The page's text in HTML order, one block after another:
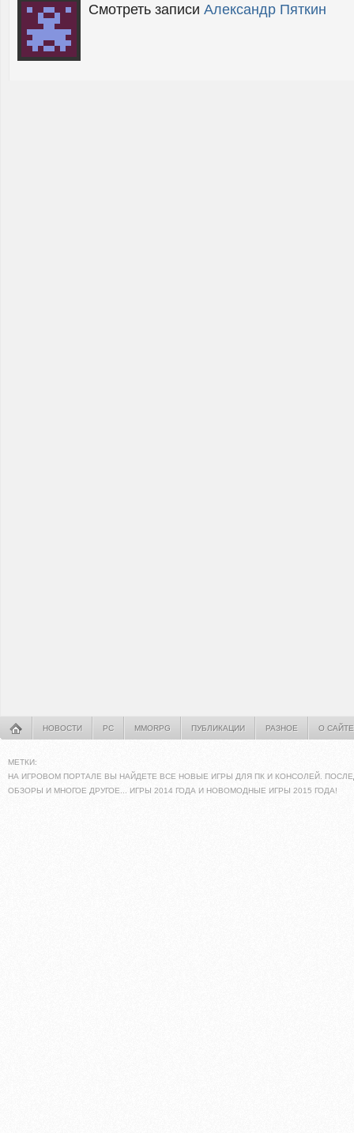
Смотреть записи Александр Пяткин
НОВОСТИ PC MMORPG ПУБЛИКАЦИИ РАЗНОЕ О САЙТЕ
МЕТКИ:
НА ИГРОВОМ ПОРТАЛЕ ВЫ НАЙДЕТЕ ВСЕ НОВЫЕ ИГРЫ ДЛЯ ПК И КОНСОЛЕЙ.
ОБЗОРЫ И МНОГОЕ ДРУГОЕ... ИГРЫ 2014 ГОДА И НОВОМОДНЫЕ ИГРЫ 2015 ГОДА!